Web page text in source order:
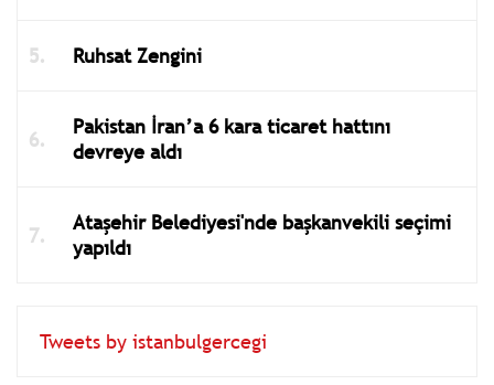
Ruhsat Zengini
Pakistan İran’a 6 kara ticaret hattını
devreye aldı
Ataşehir Belediyesi'nde başkanvekili seçimi
yapıldı
Tweets by istanbulgercegi